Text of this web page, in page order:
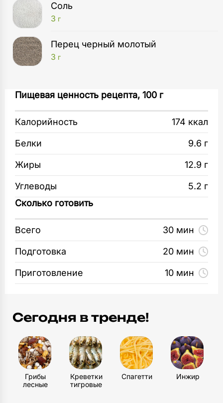
Соль
3 г
Перец черный молотый
3 г
1 шт
Разделочная доска
1 шт
1 шт
Миска
1 шт
Лопатка кухонная
Тарелка неглубокая
Столовые приборы
томаты мелко нарежьте.
Яйца взбейте венчиком. Посолите
и поперчите.
Цукини нарежьте ломтиками, лук —
соломкой. Обжарьте подготовленные овощи
на растительном масле.
моцареллу. Готовьте под крышкой на слабом
огне 10–15 минут.
Пищевая ценность рецепта, 100 г
Калорийность 174 ккал
Белки 9.6 г
Жиры 12.9 г
Углеводы
5.2 г
Сколько готовить
Всего 30 мин
Подготовка 20 мин
Приготовление 10 мин
Сегодня в тренде!
Грибы
лесные
Креветки
тигровые
Спагетти Инжир